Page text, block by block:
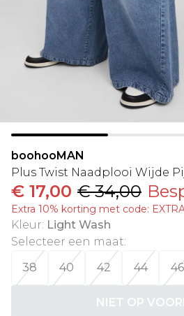
boohooMAN
Plus Twist Naadplooi Wijde
€ 17,00 € 34,00
Extra 10% korting met code:
Kleur: Light Wash
Selecteer een maat:
38
40 42 44 46
NIET OP